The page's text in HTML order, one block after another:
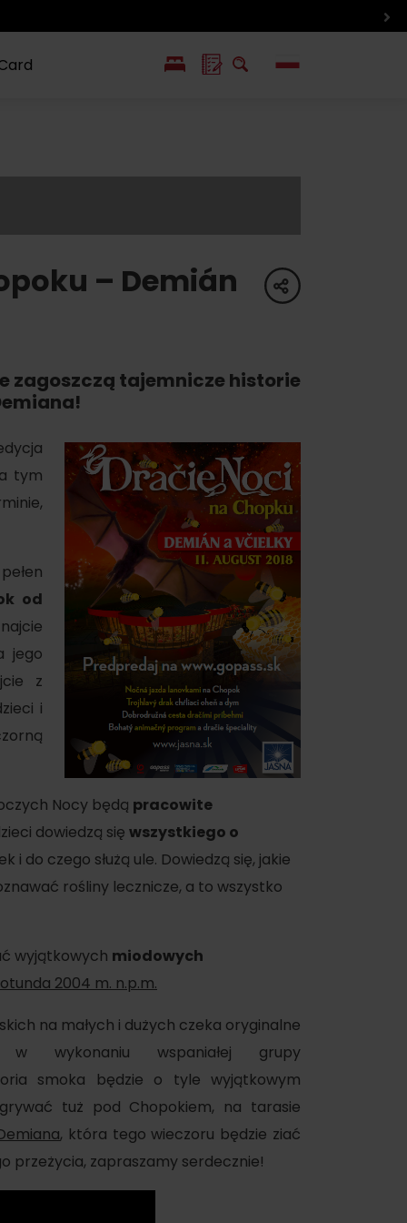
share
– Demián
zagoszczą tajemnicze historie
tym
od
jego
z
i
Nocy będą pracowite
dowiedzą się wszystkiego o
i do czego służą ule. Dowiedzą się, jakie
rośliny lecznicze, a to wszystko
wyjątkowych miodowych
2004 m. n.p.m.
na małych i dużych czeka oryginalne
wykonaniu wspaniałej grupy
smoka będzie o tyle wyjątkowym
tuż pod Chopokiem, na tarasie
, która tego wieczoru będzie ziać
przeżycia, zapraszamy serdecznie!